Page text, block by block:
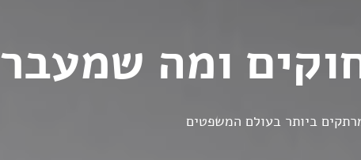
ומה שמעבר
ביותר בעולם המשפטים